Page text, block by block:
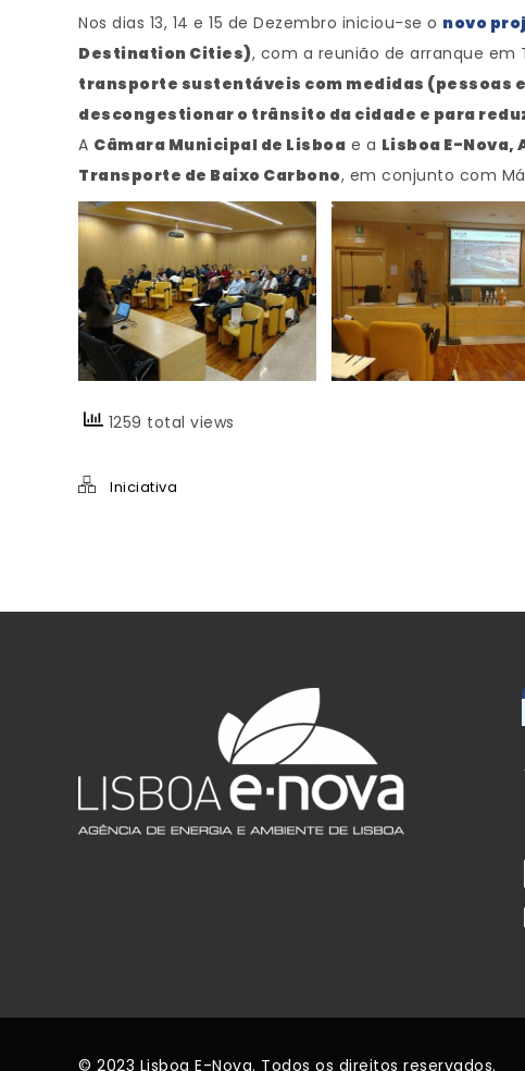
Nos dias 13, 14 e 15 de Dezembro iniciou-se o novo
Destination Cities), com a reunião de arranque em
transporte sustentáveis com medidas (pessoas
descongestionar o trânsito da cidade e para
A Câmara Municipal de Lisboa e a Lisboa E-Nova,
Transporte de Baixo Carbono, em conjunto com
1259 total views
Iniciativa
© 2023 Lisboa E-Nova. Todos os direitos reservados.